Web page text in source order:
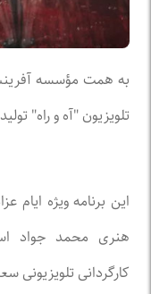
به همت مؤسسه
تلویزیون "آه و راه" تولید و از
این برنامه ویژه ایام
هنری محمد جواد
کارگردانی